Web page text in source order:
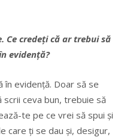
Ce credeți că ar trebui să
evidență?
în evidență. Doar să se
scrii ceva bun, trebuie să
te pe ce vrei să spui și
care ți se dau și, desigur,